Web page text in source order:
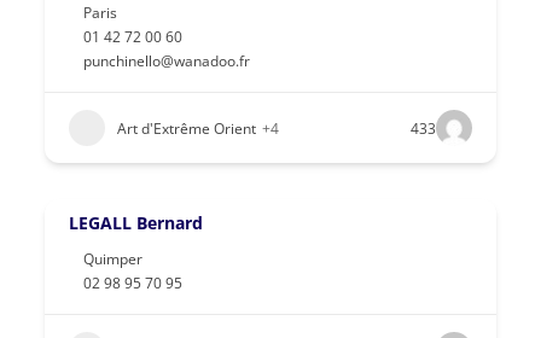
Paris
01 42 72 00 60
punchinello@wanadoo.fr
Art d'Extrême Orient +4 433
LEGALL Bernard
Quimper
02 98 95 70 95